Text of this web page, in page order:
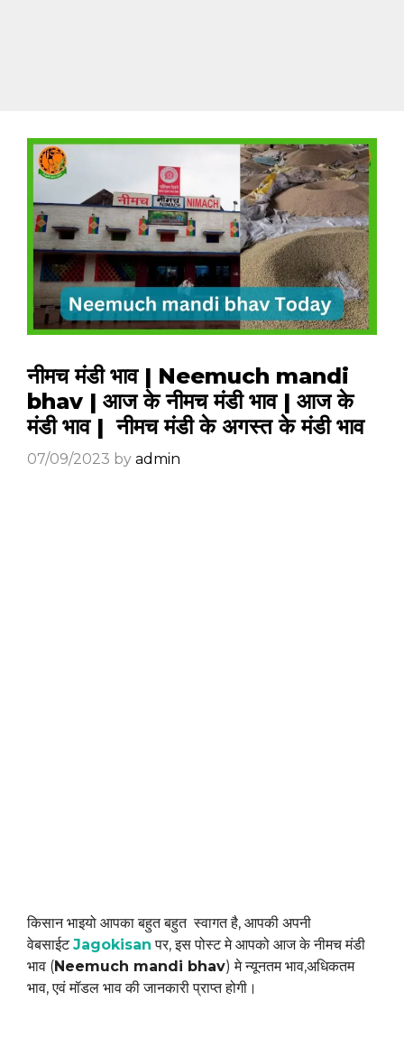
नीमच मंडी भाव | Neemuch mandi
bhav | आज के नीमच मंडी भाव | आज के
मंडी भाव | नीमच मंडी के अगस्त के मंडी भाव
07/09/2023 by admin
किसान भाइयो आपका बहुत बहुत स्वागत है, आपकी अपनी
वेबसाईटJagokisan पर, इस पोस्ट मे आपको आज के नीमच मंडी
भाव (Neemuch mandi bhav) मे न्यूनतम भाव,अधिकतम
भाव, एवं मॉडल भाव की जानकारी प्राप्त होगी।